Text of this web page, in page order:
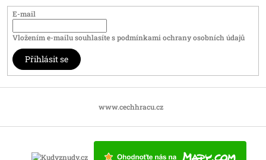
E-mail
Vložením e-mailu souhlasíte spodmínkami ochrany osobních údajů
Přihlásit se
www.cechhracu.cz